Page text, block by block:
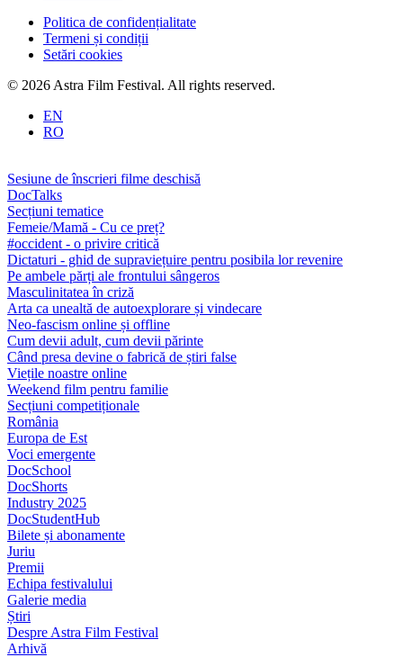
Politica de confidențialitate
Termeni și condiții
Setări cookies
© 2026 Astra Film Festival. All rights reserved.
EN
RO
Sesiune de înscrieri filme deschisă
DocTalks
Secțiuni tematice
Femeie/Mamă - Cu ce preț?
#occident - o privire critică
Dictaturi - ghid de supraviețuire pentru posibila lor revenire
Pe ambele părți ale frontului sângeros
Masculinitatea în criză
Arta ca unealtă de autoexplorare și vindecare
Neo-fascism online și offline
Cum devii adult, cum devii părinte
Când presa devine o fabrică de știri false
Viețile noastre online
Weekend film pentru familie
Secțiuni competiționale
România
Europa de Est
Voci emergente
DocSchool
DocShorts
Industry 2025
DocStudentHub
Bilete și abonamente
Juriu
Premii
Echipa festivalului
Galerie media
Știri
Despre Astra Film Festival
Arhivă